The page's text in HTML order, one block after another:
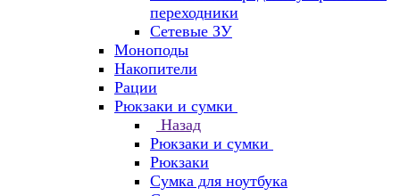
переходники
Сетевые ЗУ
Моноподы
Накопители
Рации
Рюкзаки и сумки
Назад
Рюкзаки и сумки
Рюкзаки
Сумка для ноутбука